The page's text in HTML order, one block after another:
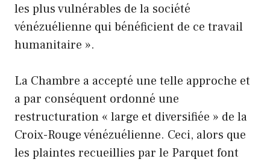
les plus vulnérables de la société
vénézuélienne qui bénéficient de ce travail
humanitaire ».
La Chambre a accepté une telle approche et
a par conséquent ordonné une
restructuration « large et diversifiée » de la
Croix-Rouge vénézuélienne. Ceci, alors que
les plaintes recueillies par le Parquet font